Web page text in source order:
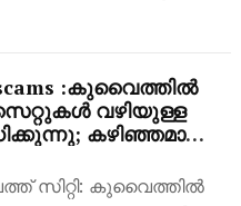
scams :കുവൈത്തിൽ
വഴിയുള്ള
കഴിഞ്ഞമാസം
സിറ്റി: കുവൈത്തിൽ